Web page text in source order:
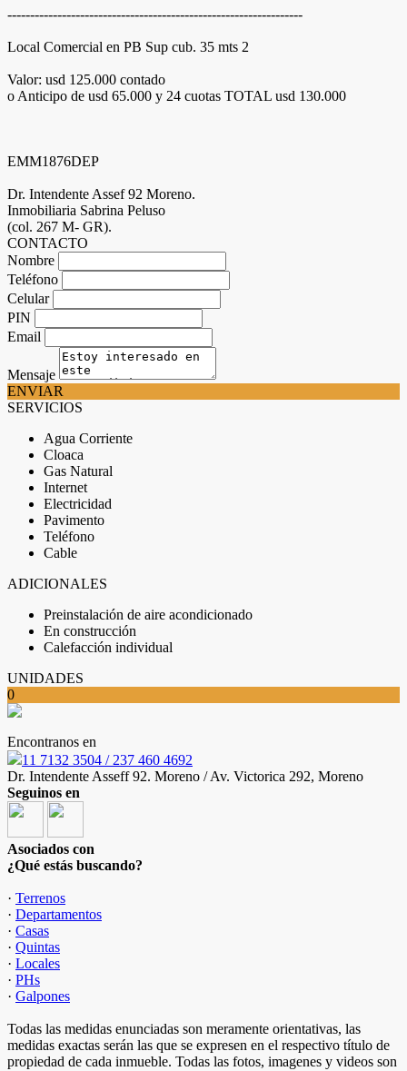
-----------------------------------------------------------------
Local Comercial en PB Sup cub. 35 mts 2
Valor: usd 125.000 contado
o Anticipo de usd 65.000 y 24 cuotas TOTAL usd 130.000
EMM1876DEP
Dr. Intendente Assef 92 Moreno.
Inmobiliaria Sabrina Peluso
(col. 267 M- GR).
CONTACTO
Nombre
Teléfono
Celular
PIN
Email
Mensaje
ENVIAR
SERVICIOS
Agua Corriente
Cloaca
Gas Natural
Internet
Electricidad
Pavimento
Teléfono
Cable
ADICIONALES
Preinstalación de aire acondicionado
En construcción
Calefacción individual
UNIDADES
0
Encontranos en
11 7132 3504 / 237 460 4692
Dr. Intendente Asseff 92. Moreno / Av. Victorica 292, Moreno
Seguinos en
Asociados con
¿Qué estás buscando?
· Terrenos
· Departamentos
· Casas
· Quintas
· Locales
· PHs
· Galpones
Todas las medidas enunciadas son meramente orientativas, las
medidas exactas serán las que se expresen en el respectivo título de
propiedad de cada inmueble. Todas las fotos, imagenes y videos son